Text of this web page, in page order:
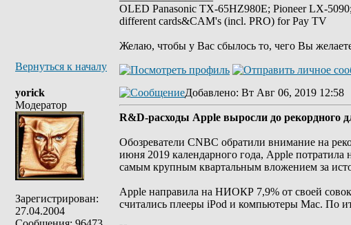
OLED Panasonic TX-65HZ980E; Pioneer LX-
different cards&CAM's (incl. PRO) for Pay TV
Желаю, чтобы у Вас сбылось то, чего Вы
Вернуться к началу
yorick
Модератор
Зарегистрирован:
27.04.2004
Добавлено: Вт Авг 06, 2019 12:58
R&D-расходы Apple выросли до рекордного
Обозреватели CNBC обратили внимание на
июня 2019 календарного года, Apple
самым крупным квартальным вложением за
Apple направила на НИОКР 7,9% от своей
считались плееры iPod и компьютеры Mac. По